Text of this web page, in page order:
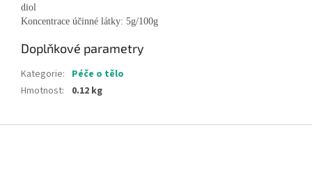
diol
Koncentrace účinné látky: 5g/100g
Doplňkové parametry
Kategorie: Péče o tělo
Hmotnost: 0.12 kg